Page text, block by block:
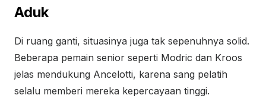
Aduk
Di ruang ganti, situasinya juga tak sepenuhnya solid.
Beberapa pemain senior seperti Modric dan Kroos
jelas mendukung Ancelotti, karena sang pelatih
selalu memberi mereka kepercayaan tinggi.